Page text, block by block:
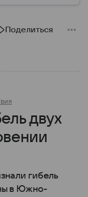
Поделиться
двух
гибель
в Южно-